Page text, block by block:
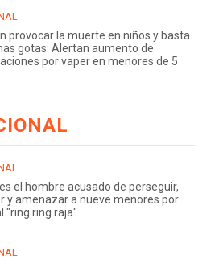
provocar la muerte en niños y basta
gotas: Alertan aumento de
por vaper en menores de 5
el hombre acusado de perseguir,
y amenazar a nueve menores por
"ring ring raja"